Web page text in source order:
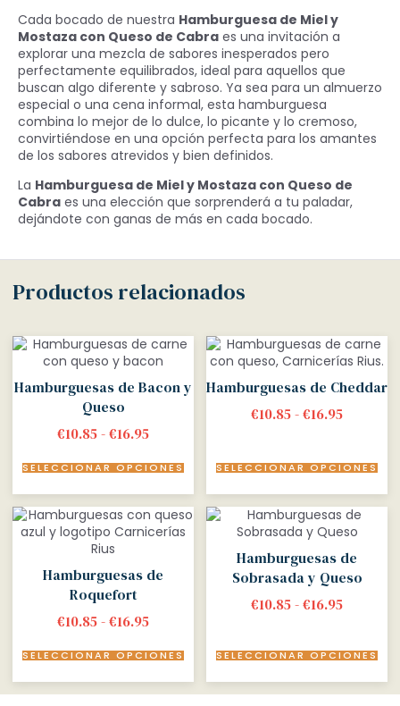
Cada bocado de nuestra Hamburguesa de Miel y
Mostaza con Queso de Cabra es una invitación a
explorar una mezcla de sabores inesperados pero
perfectamente equilibrados, ideal para aquellos que
buscan algo diferente y sabroso. Ya sea para un almuerzo
especial o una cena informal, esta hamburguesa
combina lo mejor de lo dulce, lo picante y lo cremoso,
convirtiéndose en una opción perfecta para los amantes
de los sabores atrevidos y bien definidos.
La Hamburguesa de Miel y Mostaza con Queso de
Cabra es una elección que sorprenderá a tu paladar,
dejándote con ganas de más en cada bocado.
Productos relacionados
Hamburguesas de Bacon y
Queso
€10.85-€16.95
SELECCIONAR OPCIONES
Hamburguesas de Cheddar
€10.85-€16.95
SELECCIONAR OPCIONES
Hamburguesas de
Roquefort
€10.85-€16.95
SELECCIONAR OPCIONES
Hamburguesas de
Sobrasada y Queso
€10.85-€16.95
SELECCIONAR OPCIONES